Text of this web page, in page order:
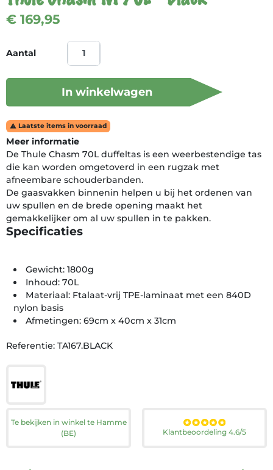
€ 169,95
Aantal
In winkelwagen
 Laatste items in voorraad
Meer informatie
De Thule Chasm 70L duffeltas is een weerbestendige tas
die kan worden omgetoverd in een rugzak met
afneembare schouderbanden.
De gaasvakken binnenin helpen u bij het ordenen van
uw spullen en de brede opening maakt het
gemakkelijker om al uw spullen in te pakken.
Specificaties
Gewicht: 1800g
Inhoud: 70L
Materiaal: Ftalaat-vrij TPE-laminaat met een 840D
nylon basis
Afmetingen: 69cm x 40cm x 31cm
Referentie: TA167.BLACK
Te bekijken in winkel te Hamme
(BE)
Klantbeoordeling 4.6/5